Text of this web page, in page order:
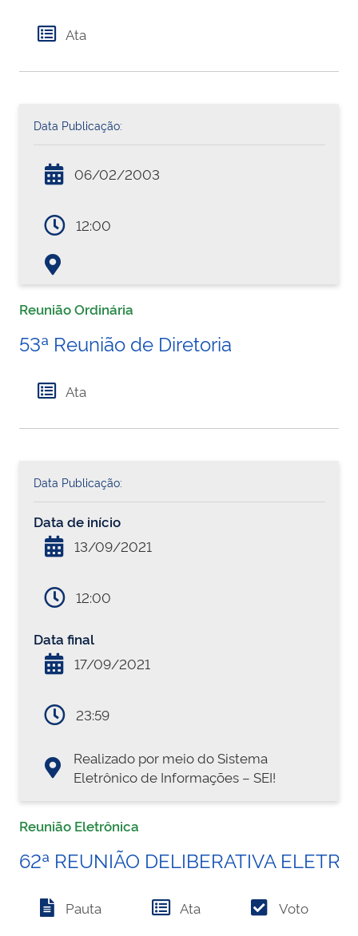
Ata
Data Publicação:
06/02/2003
12:00
Reunião Ordinária
53ª Reunião de Diretoria
Ata
Data Publicação:
Data de início
13/09/2021
12:00
Data final
17/09/2021
23:59
Realizado por meio do Sistema
Eletrônico de Informações – SEI!
Reunião Eletrônica
62ª REUNIÃO DELIBERATIVA
Pauta Ata Voto